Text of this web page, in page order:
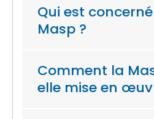
Qui est
Masp ?
Comment la
elle mise en